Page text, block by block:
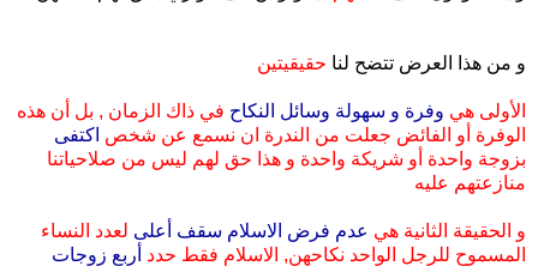
و من هذا العرض تتضح لنا حقيقيتين
الأولى هي وفرة و سهولة وسائل النكاح في ذاك الزمان , بل أن هذه
الوفرة أو الفائض جعلت من الندرة ان نسمع عن شخص اكتفى
بزوجة واحدة أو شريكة واحدة و هذا حق لهم ليس من صلاحياتنا
منازعتهم عليه
و الحقيقة الثانية هي عدم فرض الاسلام سقف أعلى لعدد النساء
المسموح للرجل الواحد نكاحهن, الاسلام فقط حدد أربع زوجات